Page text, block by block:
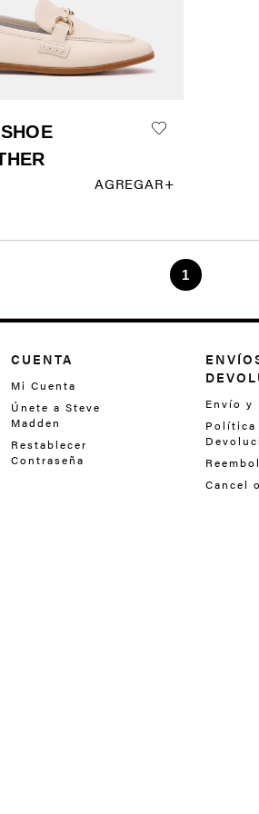
CUENTA
Mi Cuenta
Únete a Steve
Madden
Restablecer
Contraseña
Envío y
Política
Cancel